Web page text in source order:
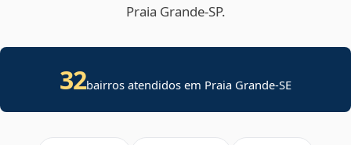
Praia Grande‑SP.
32bairros atendidos em Praia Grande-SE